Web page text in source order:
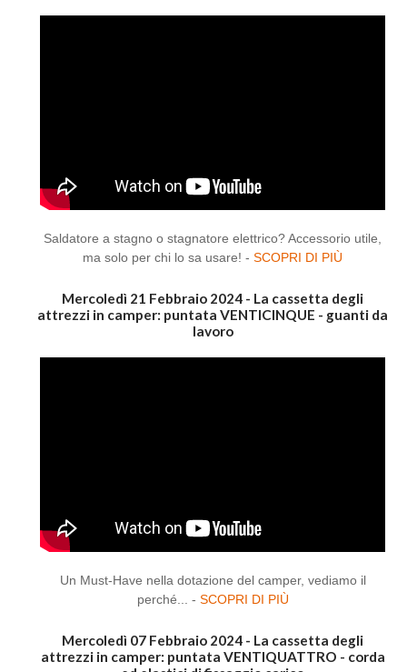
Saldatore a stagno o stagnatore elettrico? Accessorio utile,
ma solo per chi lo sa usare! - SCOPRI DI PIÙ
Mercoledì 21 Febbraio 2024 - La cassetta degli
attrezzi in camper: puntata VENTICINQUE - guanti da
lavoro
Un Must-Have nella dotazione del camper, vediamo il
perché... - SCOPRI DI PIÙ
Mercoledì 07 Febbraio 2024 - La cassetta degli
attrezzi in camper: puntata VENTIQUATTRO - corda